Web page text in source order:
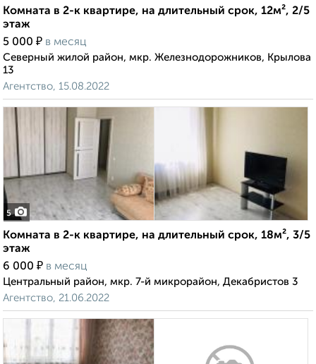
Комната в 2-к квартире, на длительный срок, 12м², 2/5
этаж
5 000 ₽ в месяц
Северный жилой район, мкр. Железнодорожников, Крылова
13
Агентство, 15.08.2022
5
Комната в 2-к квартире, на длительный срок, 18м², 3/5
этаж
6 000 ₽ в месяц
Центральный район, мкр. 7-й микрорайон, Декабристов 3
Агентство, 21.06.2022